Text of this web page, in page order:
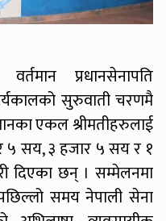
प्रधानसेनापति
सुरुवाती चरणमै
एकल श्रीमतीहरुलाई
सय, ३ हजार ५ सय र १
दिएका छन् । सम्मेलनमा
समय नेपाली सेना